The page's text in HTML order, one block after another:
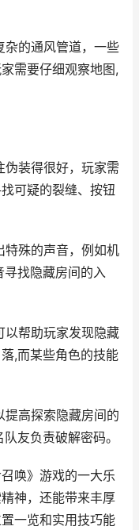
杂的通风管道，一些
需要仔细观察地图,
装得很好，玩家需
可疑的裂缝、按钮
特殊的声音，例如机
寻找隐藏房间的入
以帮助玩家发现隐藏
,而某些角色的技能
提高探索隐藏房间的
友负责破解密码。
唤》游戏的一大乐
神，还能带来丰厚
一览和实用技巧能